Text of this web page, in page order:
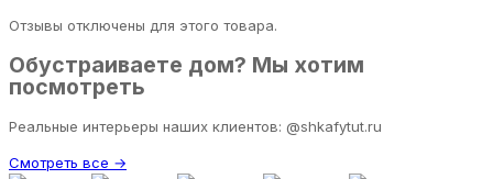
Отзывы отключены для этого товара.
Обустраиваете дом? Мы хотим
посмотреть
Реальные интерьеры наших клиентов: @shkafytut.ru
Смотреть все →